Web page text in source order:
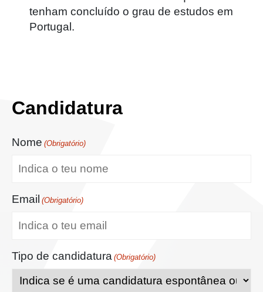
tenham concluído o grau de estudos em
Portugal.
Candidatura
Nome (Obrigatório)
Email (Obrigatório)
Tipo de candidatura (Obrigatório)